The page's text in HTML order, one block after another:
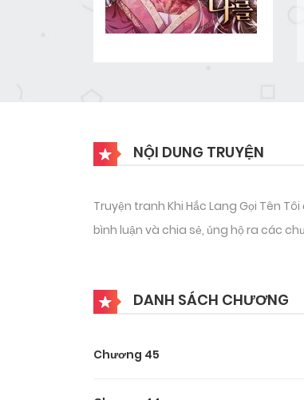
NỘI DUNG TRUYỆN
Truyện tranh Khi Hắc Lang Gọi Tên
bình luận và chia sẻ, ủng hộ ra các
DANH SÁCH CHƯƠNG
Chương 45